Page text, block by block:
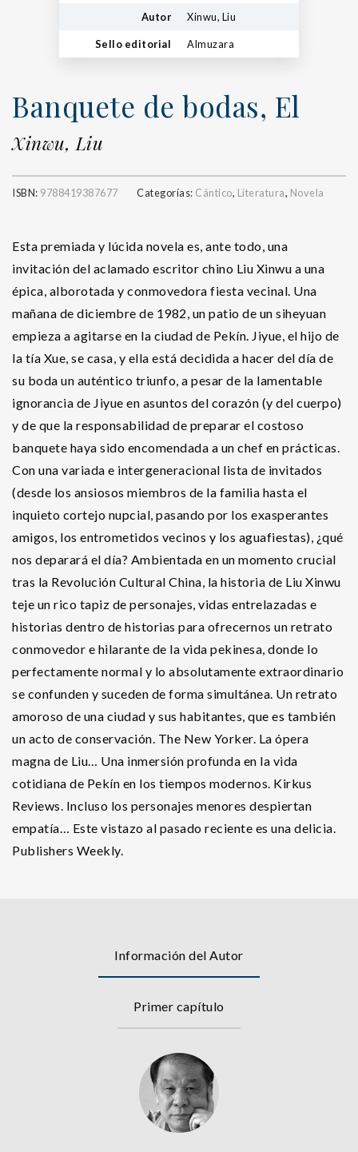
Autor Xinwu, Liu
Sello editorial Almuzara
Banquete de bodas, El
Xinwu, Liu
ISBN: 9788419387677 Categorías: Cántico, Literatura, Novela
Esta premiada y lúcida novela es, ante todo, una
invitación del aclamado escritor chino Liu Xinwu a una
épica, alborotada y conmovedora fiesta vecinal. Una
mañana de diciembre de 1982, un patio de un siheyuan
empieza a agitarse en la ciudad de Pekín. Jiyue, el hijo de
la tía Xue, se casa, y ella está decidida a hacer del día de
su boda un auténtico triunfo, a pesar de la lamentable
ignorancia de Jiyue en asuntos del corazón (y del cuerpo)
y de que la responsabilidad de preparar el costoso
banquete haya sido encomendada a un chef en prácticas.
Con una variada e intergeneracional lista de invitados
(desde los ansiosos miembros de la familia hasta el
inquieto cortejo nupcial, pasando por los exasperantes
amigos, los entrometidos vecinos y los aguafiestas), ¿qué
nos deparará el día? Ambientada en un momento crucial
tras la Revolución Cultural China, la historia de Liu Xinwu
teje un rico tapiz de personajes, vidas entrelazadas e
historias dentro de historias para ofrecernos un retrato
conmovedor e hilarante de la vida pekinesa, donde lo
perfectamente normal y lo absolutamente extraordinario
se confunden y suceden de forma simultánea. Un retrato
amoroso de una ciudad y sus habitantes, que es también
un acto de conservación. The New Yorker. La ópera
magna de Liu… Una inmersión profunda en la vida
cotidiana de Pekín en los tiempos modernos. Kirkus
Reviews. Incluso los personajes menores despiertan
empatía… Este vistazo al pasado reciente es una delicia.
Publishers Weekly.
Información del Autor
Primer capítulo